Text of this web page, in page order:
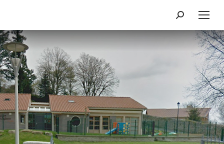
Recherche
: